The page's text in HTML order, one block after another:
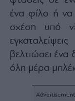
ένα φίλο ή να
σχέση υπό
βελτιώσει
όλη μέρα